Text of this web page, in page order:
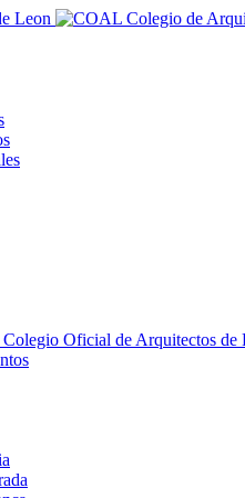
Oficial de Arquitectos de